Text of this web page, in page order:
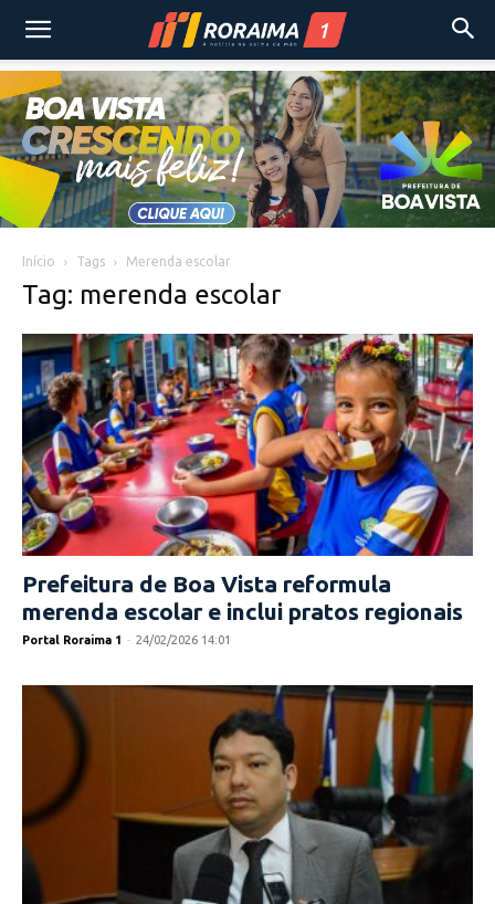
Início Tags Merenda escolar
Tag: merenda escolar
Prefeitura de Boa Vista reformula
merenda escolar e inclui pratos regionais
Portal Roraima 1 - 24/02/2026 14:01